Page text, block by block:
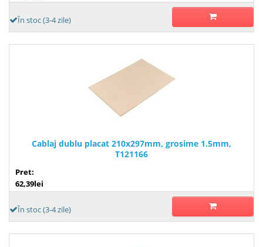
În stoc (3-4 zile)
Cablaj dublu placat 210x297mm, grosime 1.5mm,
T121166
Pret:
62,39lei
În stoc (3-4 zile)